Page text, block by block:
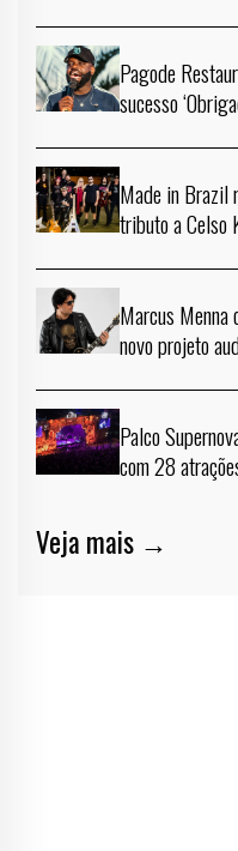
Pagode
sucesso
Made in Brazil
tributo a Celso
Marcus Menna
novo projeto
Palco
com 28
Veja mais →